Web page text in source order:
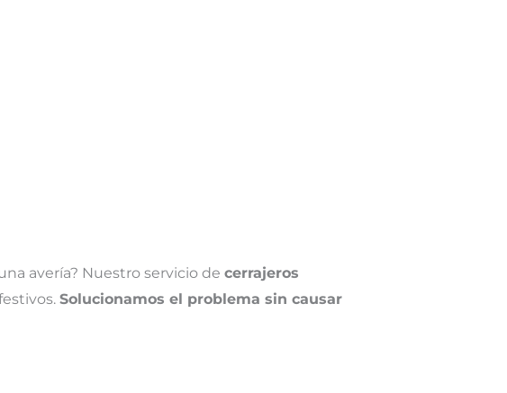
avería? Nuestro servicio de cerrajeros
Solucionamos el problema sin causar